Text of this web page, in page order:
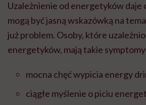
Uzależnienie od energetyków daje
mogą być jasną wskazówką na
już problem. Osoby, które
energetyków, mają takie symptomy
mocna chęć wypicia energy
ciągłe myślenie o piciu